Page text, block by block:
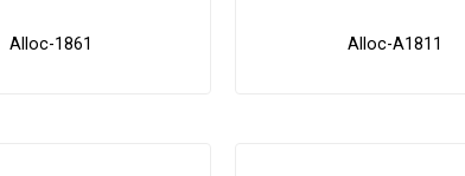
Alloc-1861 Alloc-A1811